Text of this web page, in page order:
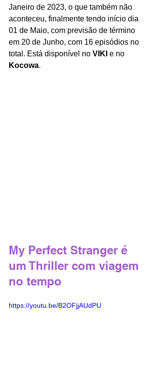
Janeiro de 2023, o que também não
aconteceu, finalmente tendo início dia
01 de Maio, com previsão de término
em 20 de Junho, com 16 episódios no
total. Está disponível no VIKI e no
Kocowa.
My Perfect Stranger é
um Thriller com viagem
no tempo
https://youtu.be/B2OFjjAUdPU